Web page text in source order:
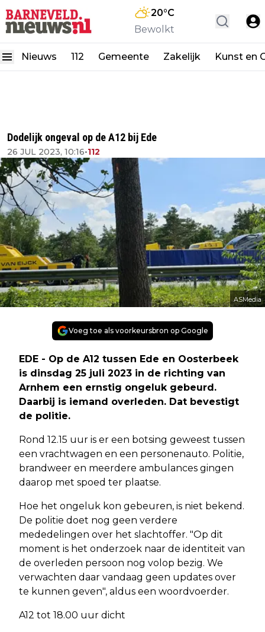
20°C
Bewolkt
Nieuws 112 Gemeente Zakelijk Kunst en
Dodelijk ongeval op de A12 bij Ede
26 JUL 2023, 10:16•112
ASMedia
Voeg toe als voorkeursbron op Google
EDE - Op de A12 tussen Ede en Oosterbeek
is dinsdag 25 juli 2023 in de richting van
Arnhem een ernstig ongeluk gebeurd.
Daarbij is iemand overleden. Dat bevestigt
de politie.
Rond 12.15 uur is er een botsing geweest tussen
een vrachtwagen en een personenauto. Politie,
brandweer en meerdere ambulances gingen
daarop met spoed ter plaatse.
Hoe het ongeluk kon gebeuren, is niet bekend.
De politie doet nog geen verdere
mededelingen over het slachtoffer. "Op dit
moment is het onderzoek naar de identiteit van
de overleden persoon nog volop bezig. We
verwachten daar vandaag geen updates over
te kunnen geven", aldus een woordvoerder.
A12 tot 18.00 uur dicht